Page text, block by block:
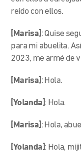
reído con ellos.
[Marisa] : Quise
para mi abuelita.
2023, me armé de
[Marisa] : Hola.
[Yolanda]: Hola.
[Marisa] : Hola,
[Yolanda]: Hola,